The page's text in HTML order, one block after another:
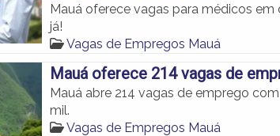
Mauá oferece vagas para médicos
já!
Vagas de Empregos Mauá
Mauá oferece 214 vagas de
Mauá abre 214 vagas de emprego
mil.
Vagas de Empregos Mauá